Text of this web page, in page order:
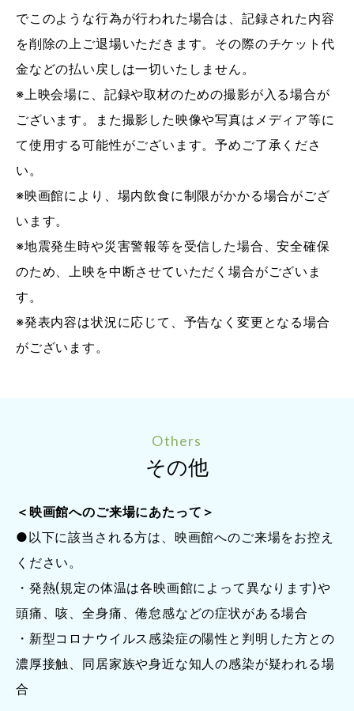
でこのような行為が行われた場合は、記録された内容
を削除の上ご退場いただきます。その際のチケット代
金などの払い戻しは一切いたしません。
※上映会場に、記録や取材のための撮影が入る場合が
ございます。また撮影した映像や写真はメディア等に
て使用する可能性がございます。予めご了承くださ
い。
※映画館により、場内飲食に制限がかかる場合がござ
います。
※地震発生時や災害警報等を受信した場合、安全確保
のため、上映を中断させていただく場合がございま
す。
※発表内容は状況に応じて、予告なく変更となる場合
がございます。
Others
その他
＜映画館へのご来場にあたって＞
●以下に該当される方は、映画館へのご来場をお控え
ください。
・発熱(規定の体温は各映画館によって異なります)や
頭痛、咳、全身痛、倦怠感などの症状がある場合
・新型コロナウイルス感染症の陽性と判明した方との
濃厚接触、同居家族や身近な知人の感染が疑われる場
合